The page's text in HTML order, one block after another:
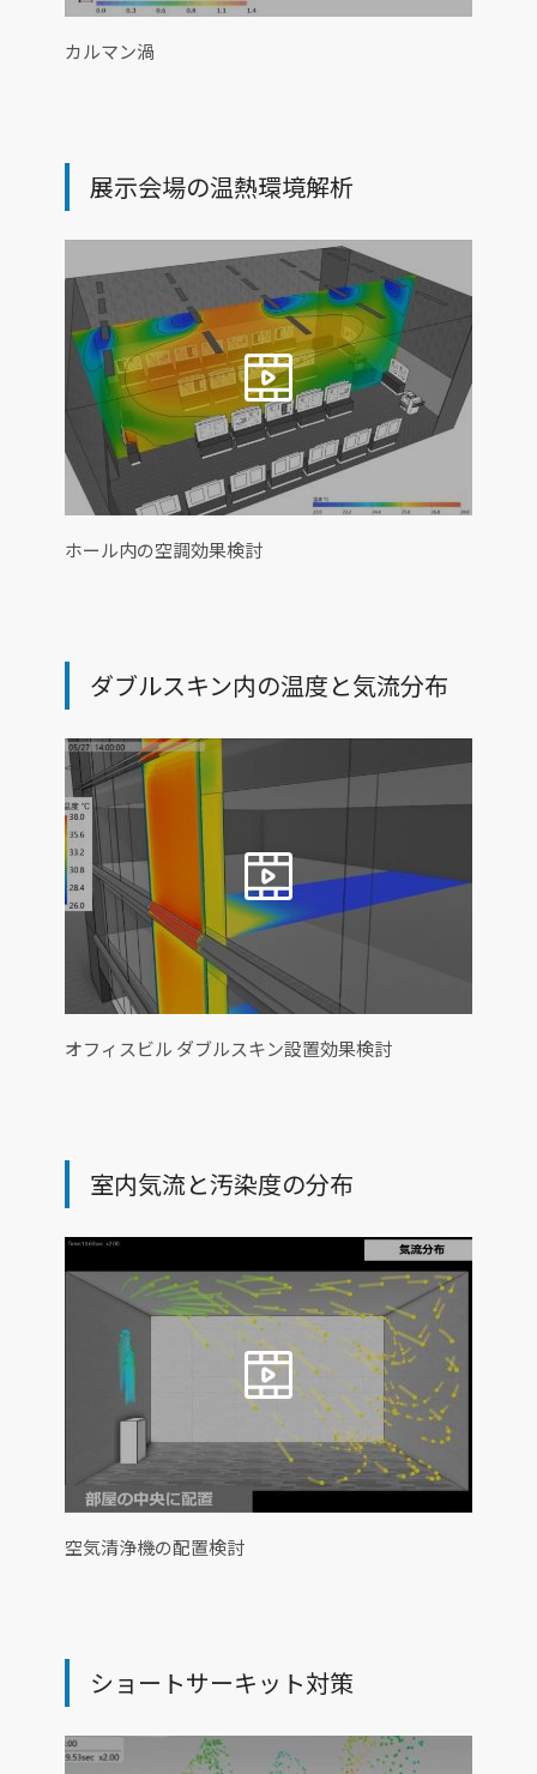
カルマン渦
展示会場の温熱環境解析
ホール内の空調効果検討
ダブルスキン内の温度と気流分布
オフィスビル ダブルスキン設置効果検討
室内気流と汚染度の分布
空気清浄機の配置検討
ショートサーキット対策